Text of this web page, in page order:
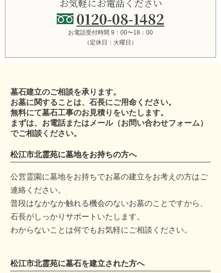
お気軽にお電話ください
0120-08-1482
お電話受付時間 9：00〜18：00
（定休日：火曜日）
墓石建立のご相談を承ります。
お墓に関することは、石長にご用命ください。
無料にて墓石工事のお見積りをいたします。
まずは、お電話またはメール（お問い合わせフォーム）
でご相談ください。
松江市北霊苑に墓地をお持ちの方へ
公営霊園に墓地をお持ちでお墓の建立をお考えの方はご
連絡ください。
普段はなかなか触れる機会のないお墓のことですから、
石長がしっかりサポートいたします。
わからないことは何でもお気軽にご相談ください。
松江市北霊苑に墓石を建立された方へ